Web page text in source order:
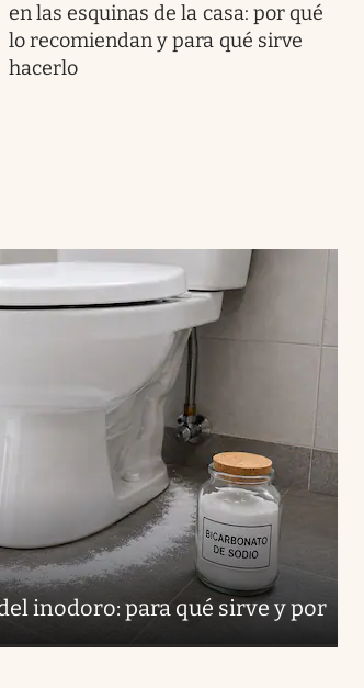
en las esquinas de la casa: por qué
lo recomiendan y para qué sirve
hacerlo
inodoro: para qué sirve y por